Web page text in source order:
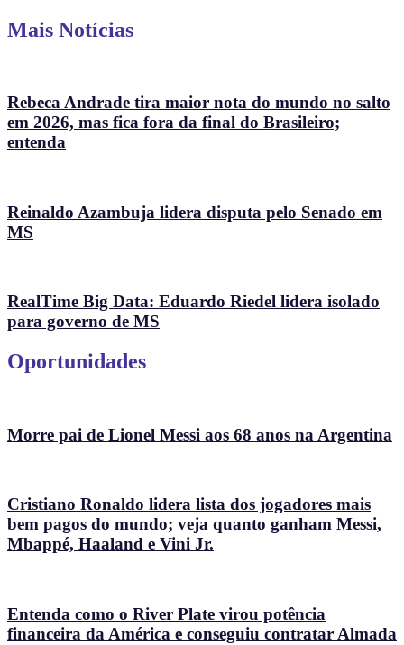
Mais Notícias
Rebeca Andrade tira maior nota do mundo no salto
em 2026, mas fica fora da final do Brasileiro;
entenda
Reinaldo Azambuja lidera disputa pelo Senado em
MS
RealTime Big Data: Eduardo Riedel lidera isolado
para governo de MS
Oportunidades
Morre pai de Lionel Messi aos 68 anos na Argentina
Cristiano Ronaldo lidera lista dos jogadores mais
bem pagos do mundo; veja quanto ganham Messi,
Mbappé, Haaland e Vini Jr.
Entenda como o River Plate virou potência
financeira da América e conseguiu contratar Almada